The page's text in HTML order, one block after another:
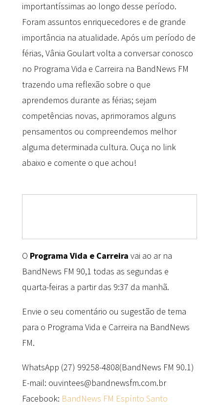
importantíssimas ao longo desse período.
Foram assuntos enriquecedores e de grande
importância na atualidade. Após um período de
férias, Vânia Goulart volta a conversar conosco
no Programa Vida e Carreira na BandNews FM
trazendo uma reflexão sobre o que
aprendemos durante as férias; sejam
competências novas, aprimoramos alguns
pensamentos ou compreendemos melhor
alguma determinada cultura. Ouça no link
abaixo e comente o que achou!
O Programa Vida e Carreira vai ao ar na
BandNews FM 90,1 todas as segundas e
quarta-feiras a partir das 9:37 da manhã.
Envie o seu comentário ou sugestão de tema
para o Programa Vida e Carreira na BandNews
FM.
WhatsApp (27) 99258-4808(BandNews FM 90.1)
E-mail: ouvintees@bandnewsfm.com.br
Facebook: BandNews FM Espírito Santo